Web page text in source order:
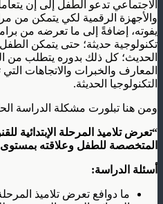
الاجتماعي تدعو الطفل إلى إن
والأجهزة الرقمية لكي يتمكن من
يفوته، إضافةً إلى ما تعرضه من
تكنولوجية حديثة؛ حتى يتمكن
الحديث؛ كل ذلك بدوره يتطلب
المعارف والخبرات والاتجاهات
التكنولوجيا الحديثة.
ومن هنا تبلورت مشكلة الدراسة
“تعرض تلاميذ المرحلة الإبتدائية
المتخصصة للطفل وعلاقته بمستوى
أسئلة الدراسة:
ما دوافع تعرض تلاميذ